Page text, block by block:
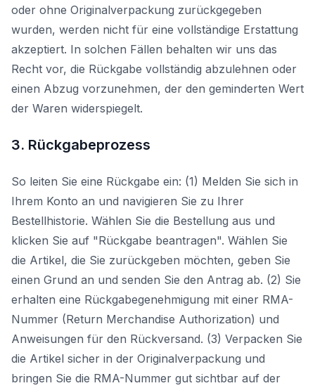
oder ohne Originalverpackung zurückgegeben
wurden, werden nicht für eine vollständige Erstattung
akzeptiert. In solchen Fällen behalten wir uns das
Recht vor, die Rückgabe vollständig abzulehnen oder
einen Abzug vorzunehmen, der den geminderten Wert
der Waren widerspiegelt.
3. Rückgabeprozess
So leiten Sie eine Rückgabe ein: (1) Melden Sie sich in
Ihrem Konto an und navigieren Sie zu Ihrer
Bestellhistorie. Wählen Sie die Bestellung aus und
klicken Sie auf "Rückgabe beantragen". Wählen Sie
die Artikel, die Sie zurückgeben möchten, geben Sie
einen Grund an und senden Sie den Antrag ab. (2) Sie
erhalten eine Rückgabegenehmigung mit einer RMA-
Nummer (Return Merchandise Authorization) und
Anweisungen für den Rückversand. (3) Verpacken Sie
die Artikel sicher in der Originalverpackung und
bringen Sie die RMA-Nummer gut sichtbar auf der